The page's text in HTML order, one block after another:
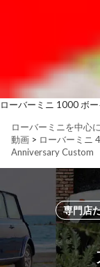
ローバーミニ 1000 ボ
ローバーミニを中心
動画 > ローバーミニ
Anniversary Custom
専門店